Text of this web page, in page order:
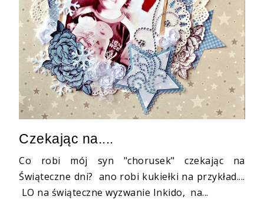
Czekając na....
Co robi mój syn "chorusek" czekając na
Świąteczne dni? ano robi kukiełki na przykład....
LO na świąteczne wyzwanie Inkido, na...